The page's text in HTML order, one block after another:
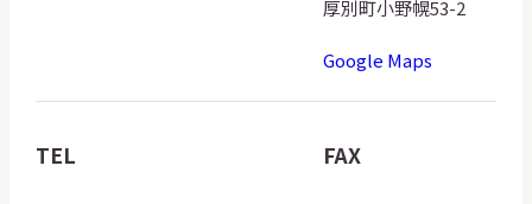
物
館
厚別町小野幌53-2
Google Maps
TEL FAX